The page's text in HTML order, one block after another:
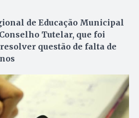
de Educação Municipal
Tutelar, que foi
questão de falta de